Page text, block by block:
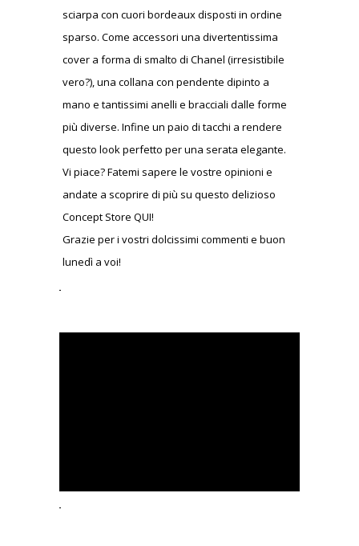
sciarpa con cuori bordeaux disposti in ordine
sparso. Come accessori una divertentissima
cover a forma di smalto di Chanel (irresistibile
vero?), una collana con pendente dipinto a
mano e tantissimi anelli e bracciali dalle forme
più diverse. Infine un paio di tacchi a rendere
questo look perfetto per una serata elegante.
Vi piace? Fatemi sapere le vostre opinioni e
andate a scoprire di più su questo delizioso
Concept Store QUI!
Grazie per i vostri dolcissimi commenti e buon
lunedì a voi!